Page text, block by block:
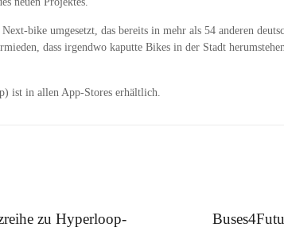
bike umgesetzt, das bereits in mehr als 54 anderen
dass irgendwo kaputte Bikes in der Stadt
ist in allen App-Stores erhältlich.
zu Hyperloop-